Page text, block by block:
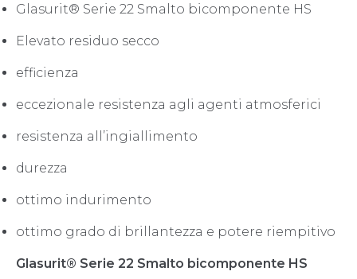
Glasurit® Serie 22 Smalto bicomponente HS
Elevato residuo secco
efficienza
eccezionale resistenza agli agenti atmosferici
resistenza all’ingiallimento
durezza
ottimo indurimento
ottimo grado di brillantezza e potere riempitivo
Glasurit® Serie 22 Smalto bicomponente HS